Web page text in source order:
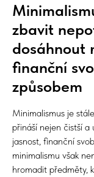
zbavit
dosáhnout
finanční
způsobem
Minimalismus je
přináší nejen čistší a
jasnost, finanční
minimalismu však
hromadit předměty,